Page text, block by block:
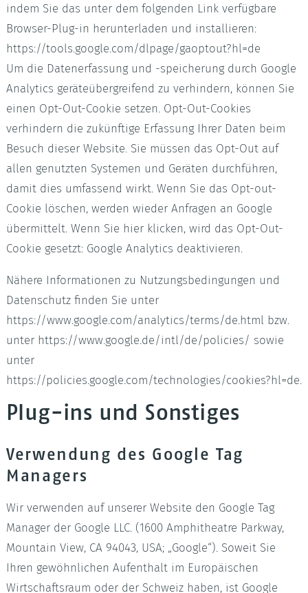
indem Sie das unter dem folgenden Link verfügbare
Browser-Plug-in herunterladen und installieren:
https://tools.google.com/dlpage/gaoptout?hl=de
Um die Datenerfassung und -speicherung durch Google
Analytics geräteübergreifend zu verhindern, können Sie
einen Opt-Out-Cookie setzen. Opt-Out-Cookies
verhindern die zukünftige Erfassung Ihrer Daten beim
Besuch dieser Website. Sie müssen das Opt-Out auf
allen genutzten Systemen und Geräten durchführen,
damit dies umfassend wirkt. Wenn Sie das Opt-out-
Cookie löschen, werden wieder Anfragen an Google
übermittelt. Wenn Sie hier klicken, wird das Opt-Out-
Cookie gesetzt: Google Analytics deaktivieren.
Nähere Informationen zu Nutzungsbedingungen und
Datenschutz finden Sie unter
https://www.google.com/analytics/terms/de.html bzw.
unter https://www.google.de/intl/de/policies/ sowie
unter
https://policies.google.com/technologies/cookies?hl=de.
Plug-ins und Sonstiges
Verwendung des Google Tag
Managers
Wir verwenden auf unserer Website den Google Tag
Manager der Google LLC. (1600 Amphitheatre Parkway,
Mountain View, CA 94043, USA; „Google“). Soweit Sie
Ihren gewöhnlichen Aufenthalt im Europäischen
Wirtschaftsraum oder der Schweiz haben, ist Google